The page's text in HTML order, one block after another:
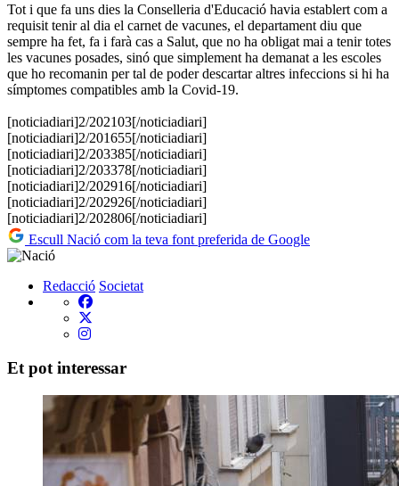
Tot i que fa uns dies la Conselleria d'Educació havia establert com a
requisit tenir al dia el carnet de vacunes, el departament diu que
sempre ha fet, fa i farà cas a Salut, que no ha obligat mai a tenir totes
les vacunes posades, sinó que simplement ha demanat a les escoles
que ho recomanin per tal de poder descartar altres infeccions si hi ha
símptomes compatibles amb la Covid-19.
[noticiadiari]2/202103[/noticiadiari]
[noticiadiari]2/201655[/noticiadiari]
[noticiadiari]2/203385[/noticiadiari]
[noticiadiari]2/203378[/noticiadiari]
[noticiadiari]2/202916[/noticiadiari]
[noticiadiari]2/202926[/noticiadiari]
[noticiadiari]2/202806[/noticiadiari]
Escull Nació com la teva font preferida de Google
Redacció Societat
Et pot interessar